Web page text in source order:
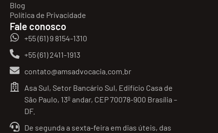
Blog
Política de Privacidade
Fale conosco
+55 (61) 9 8154-1310
+55 (61) 2411-1913
contato@amsadvocacia.com.br
Asa Sul, Setor Bancário Sul, Edifício Casa de
São Paulo, 13º andar, CEP 70078-900 Brasília –
DF.
De segunda a sexta-feira em dias úteis, das